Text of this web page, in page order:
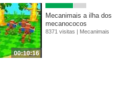
00:10:16
Mecanimais a ilha dos
mecanococos
8371 visitas | Mecanimais